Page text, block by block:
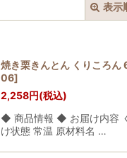
表示
絞り込む
焼き栗きんとん くりころん
06]
2,258円(税込)
◆ 商品情報 ◆ お届け内容
け状態 常温 原材料名 …